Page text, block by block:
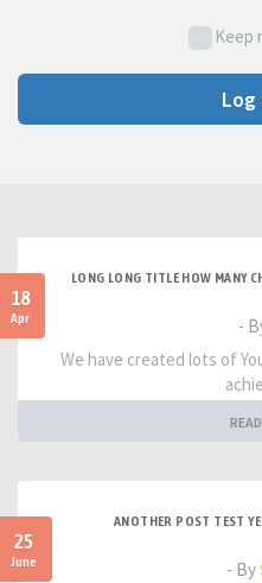
Keep
Log
18
Apr
LONG LONG TITLE HOW MANY
-
We have created lots of
25
June
ANOTHER POST TEST
- By